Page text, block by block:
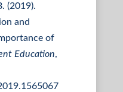
(2019).
and
of
Education,